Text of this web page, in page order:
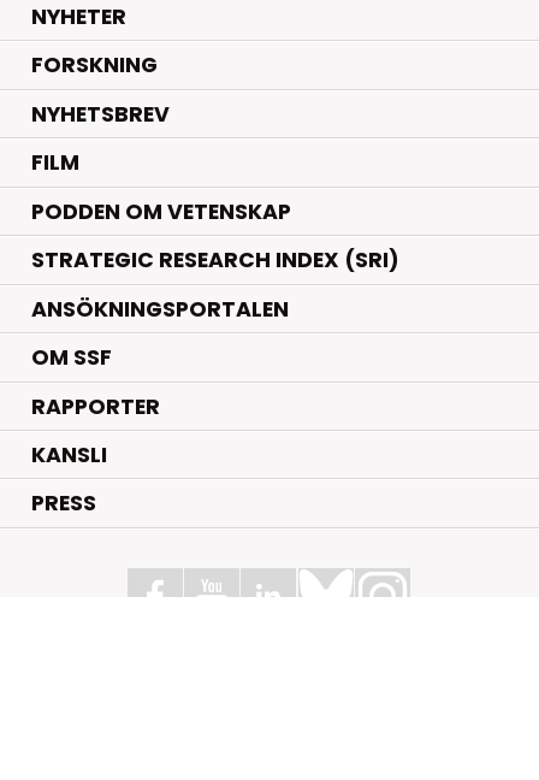
NYHETER.
FORSKNING.
NYHETSBREV
FILM
PODDEN OM VETENSKAP
STRATEGIC RESEARCH INDEX (SRI)
ANSÖKNINGSPORTALEN
OM SSF
RAPPORTER
KANSLI
PRESS